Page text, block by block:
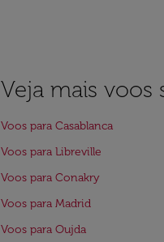
Veja mais voos
Voos para Casablanca
Voos para Libreville
Voos para Conakry
Voos para Madrid
Voos para Oujda